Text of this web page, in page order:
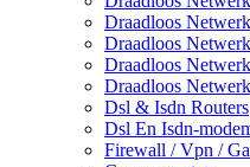
Draadloos
Draadloos
Draadloos
Draadloos
Dsl & Isdn Routers
Dsl En Isdn-
Firewall / Vpn /